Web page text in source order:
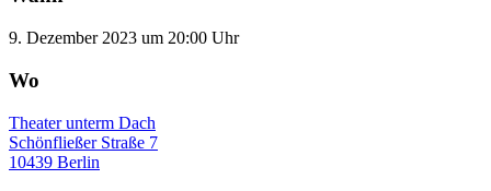
9. Dezember 2023 um 20:00 Uhr
Wo
Theater unterm Dach
Schönfließer Straße 7
10439 Berlin